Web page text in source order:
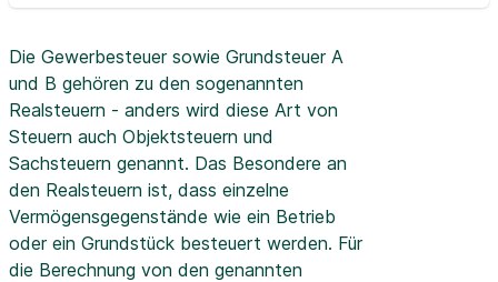
Die Gewerbesteuer sowie Grundsteuer A
und B gehören zu den sogenannten
Realsteuern - anders wird diese Art von
Steuern auch Objektsteuern und
Sachsteuern genannt. Das Besondere an
den Realsteuern ist, dass einzelne
Vermögensgegenstände wie ein Betrieb
oder ein Grundstück besteuert werden. Für
die Berechnung von den genannten